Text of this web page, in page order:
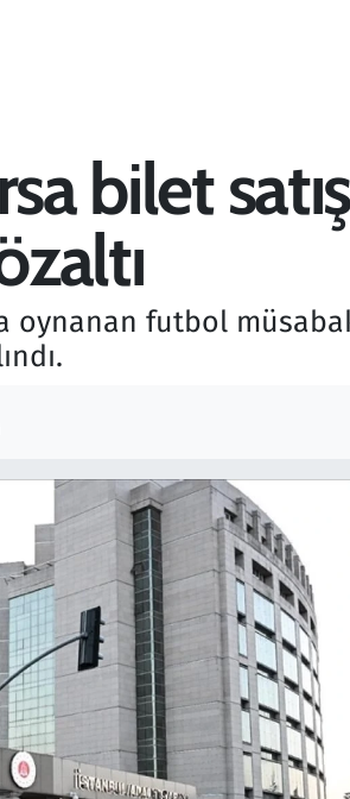
bilet
futbol